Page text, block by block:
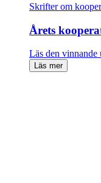
Skrifter om
Årets
Läs den vinnande
Läs mer